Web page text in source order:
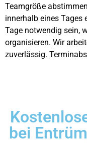
Teamgröße
innerhalb eines Tages
Tage notwendig sein,
organisieren. Wir
zuverlässig.
bei